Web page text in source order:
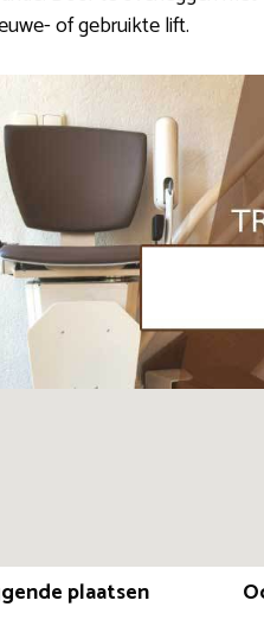
of gebruikte lift.
plaatsen